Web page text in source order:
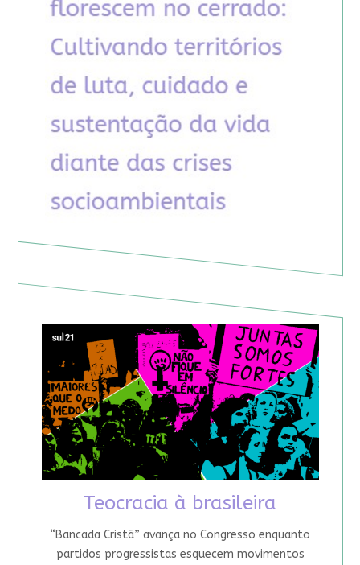
Teocracia à brasileira
“Bancada Cristã” avança no Congresso enquanto
partidos progressistas esquecem movimentos